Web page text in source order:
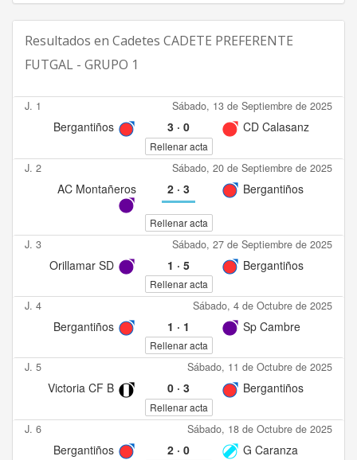
Resultados en Cadetes CADETE PREFERENTE
FUTGAL - GRUPO 1
J. 1 Sábado, 13 de Septiembre de 2025
Bergantiños 3· 0 CD Calasanz
Rellenar acta
J. 2 Sábado, 20 de Septiembre de 2025
AC Montañeros 2· 3 Bergantiños
Rellenar acta
J. 3 Sábado, 27 de Septiembre de 2025
Orillamar SD 1 · 5 Bergantiños
Rellenar acta
J. 4 Sábado, 4 de Octubre de 2025
Bergantiños 1 · 1 Sp Cambre
Rellenar acta
J. 5 Sábado, 11 de Octubre de 2025
Victoria CF B 0· 3 Bergantiños
Rellenar acta
J. 6 Sábado, 18 de Octubre de 2025
Bergantiños 2· 0 G Caranza